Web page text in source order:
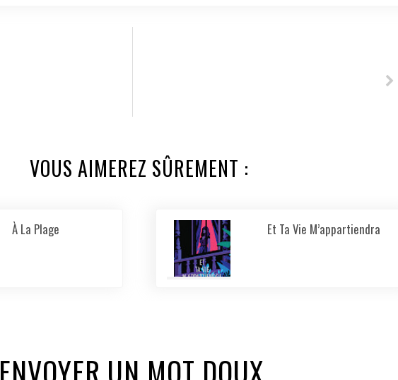
VOUS AIMEREZ SÛREMENT :
À La Plage Et Ta Vie M’appartiendra
ENVOYER UN MOT DOUX